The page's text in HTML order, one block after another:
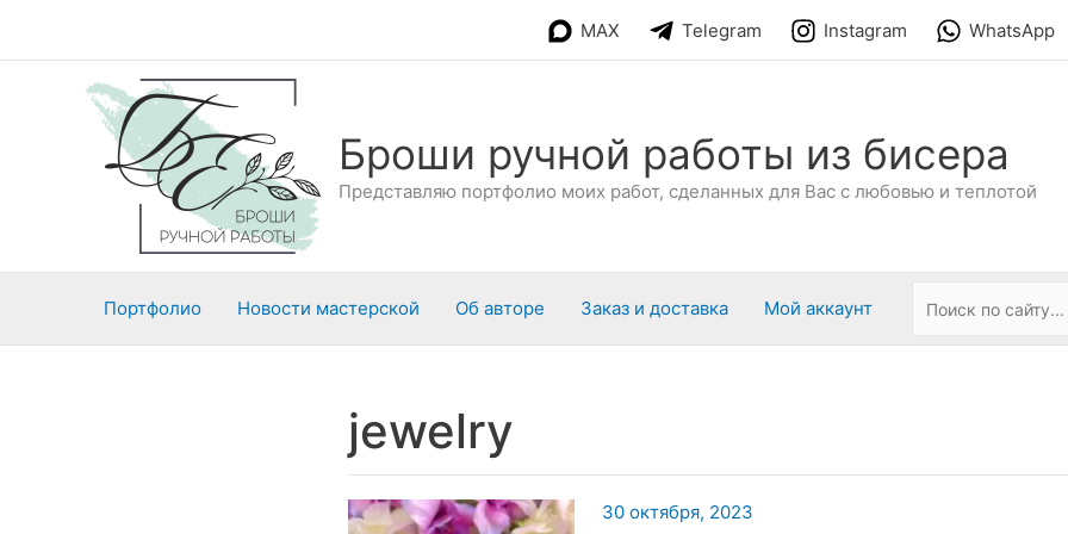
MAX Telegram Instagram WhatsApp
Броши ручной работы из бисера
Представляю портфолио моих работ, сделанных для Вас с любовью и теплотой
Портфолио Новости мастерской Об авторе Заказ и доставка Мой аккаунт
jewelry
30 октября, 2023